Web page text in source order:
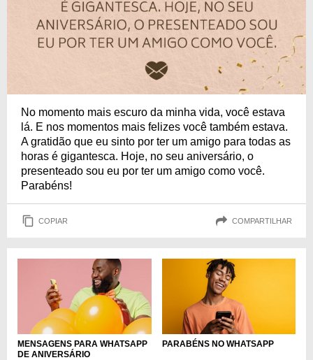
No momento mais escuro da minha vida, você estava
lá. E nos momentos mais felizes você também estava.
A gratidão que eu sinto por ter um amigo para todas as
horas é gigantesca. Hoje, no seu aniversário, o
presenteado sou eu por ter um amigo como você.
Parabéns!
COPIAR COMPARTILHAR
MENSAGENS PARA WHATSAPP
DE ANIVERSÁRIO
PARABÉNS NO WHATSAPP